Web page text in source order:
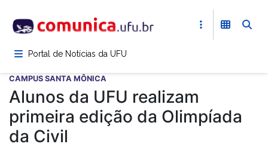
para
conteúdoPortal de Notícias da UFU
CAMPUS SANTA MÔNICA
Alunos da UFU realizam
primeira edição da Olimpíada
da Civil